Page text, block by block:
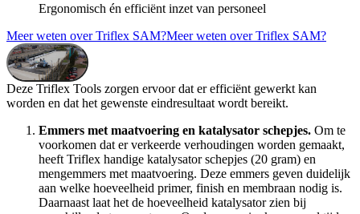
Ergonomisch én efficiënt inzet van personeel
Meer weten over Triflex SAM?Meer weten over Triflex SAM?
Video afspelen
Deze Triflex Tools zorgen ervoor dat er efficiënt gewerkt kan
worden en dat het gewenste eindresultaat wordt bereikt.
Emmers met maatvoering en katalysator schepjes. Om te
voorkomen dat er verkeerde verhoudingen worden gemaakt,
heeft Triflex handige katalysator schepjes (20 gram) en
mengemmers met maatvoering. Deze emmers geven duidelijk
aan welke hoeveelheid primer, finish en membraan nodig is.
Daarnaast laat het de hoeveelheid katalysator zien bij